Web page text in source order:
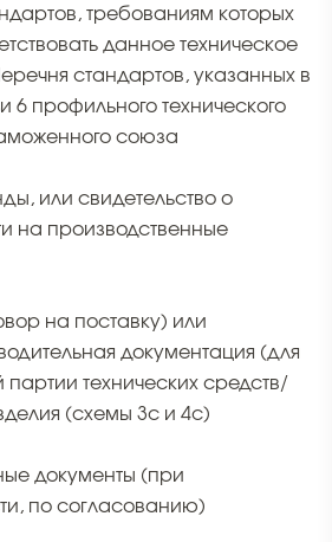
требованиям которых
данное техническое
стандартов, указанных в
6 профильного технического
союза
или свидетельство о
на производственные
на поставку) или
документация (для
партии технических средств/
(схемы 3с и 4с)
документы (при
по согласованию)